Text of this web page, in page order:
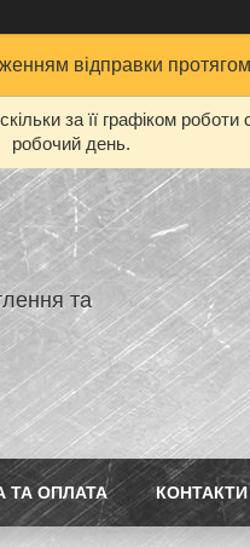
відправки
за її графіком
робочий день.
та
ТА ОПЛАТА КОНТАКТИ